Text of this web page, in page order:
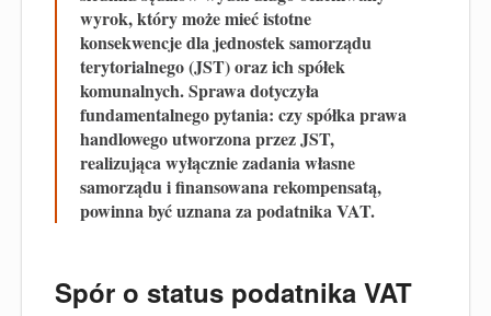
wyrok, który może mieć istotne
konsekwencje dla jednostek samorządu
terytorialnego (JST) oraz ich spółek
komunalnych. Sprawa dotyczyła
fundamentalnego pytania: czy spółka prawa
handlowego utworzona przez JST,
realizująca wyłącznie zadania własne
samorządu i finansowana rekompensatą,
powinna być uznana za podatnika VAT.
Spór o status podatnika VAT